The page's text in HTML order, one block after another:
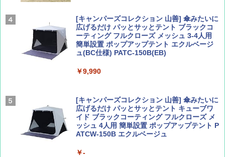
AIRLINE（エアライン）2026年9月号【特
集】ボーイング110周年を祝して！
￥1,760
￥2,277
新しい日本地理 地図・統計・移動から読み
解く (講談社現代新書)
￥1,540
[キャンパーズコレクション 山善] 傘みたいに
広げるだけ パッとサッとテント ブラックコ
ーティング フルクローズ メッシュ 3-4人用
簡単設置 ポップアップテント エクルベージ
ュ(BC仕様) PATC-150B(EB)
￥9,990
[キャンパーズコレクション 山善] 傘みたいに
広げるだけ パッとサッとテント キューブワ
イド ブラックコーティング フルクローズ メ
ッシュ 4人用 簡単設置 ポップアップテント P
ATCW-150B エクルベージュ
￥-